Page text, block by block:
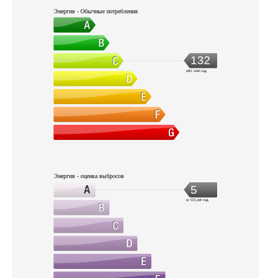
Энергия - Обычные потребления
132
кВт·ч/м².год
Энергия - оценка выбросов
5
кг CO₂/м².год